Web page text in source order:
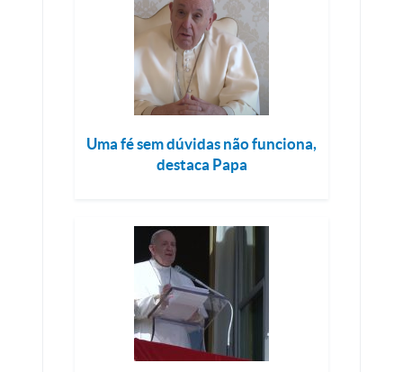
Uma fé sem dúvidas não funciona,
destaca Papa